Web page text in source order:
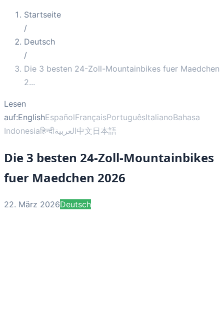
Startseite
/
Deutsch
/
Die 3 besten 24-Zoll-Mountainbikes fuer Maedchen
2...
Lesen
auf:EnglishEspañolFrançaisPortuguêsItalianoBahasa
Indonesiaहिन्दीالعربية中文日本語
Die 3 besten 24-Zoll-Mountainbikes
fuer Maedchen 2026
22. März 2026Deutsch